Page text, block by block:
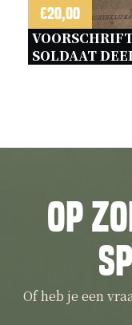
€20,00
SOLDAAT
Op
Of heb je een